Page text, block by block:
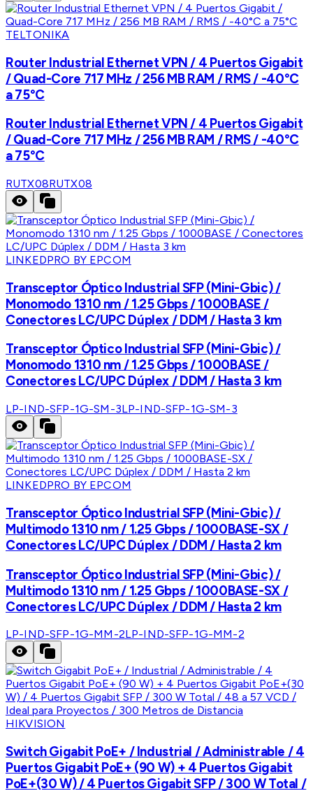
TELTONIKA
Router Industrial Ethernet VPN / 4 Puertos Gigabit
/ Quad-Core 717 MHz / 256 MB RAM / RMS / -40°C
a 75°C
Router Industrial Ethernet VPN / 4 Puertos Gigabit
/ Quad-Core 717 MHz / 256 MB RAM / RMS / -40°C
a 75°C
RUTX08RUTX08
LINKEDPRO BY EPCOM
Transceptor Óptico Industrial SFP (Mini-Gbic) /
Monomodo 1310 nm / 1.25 Gbps / 1000BASE /
Conectores LC/UPC Dúplex / DDM / Hasta 3 km
Transceptor Óptico Industrial SFP (Mini-Gbic) /
Monomodo 1310 nm / 1.25 Gbps / 1000BASE /
Conectores LC/UPC Dúplex / DDM / Hasta 3 km
LP-IND-SFP-1G-SM-3LP-IND-SFP-1G-SM-3
LINKEDPRO BY EPCOM
Transceptor Óptico Industrial SFP (Mini-Gbic) /
Multimodo 1310 nm / 1.25 Gbps / 1000BASE-SX /
Conectores LC/UPC Dúplex / DDM / Hasta 2 km
Transceptor Óptico Industrial SFP (Mini-Gbic) /
Multimodo 1310 nm / 1.25 Gbps / 1000BASE-SX /
Conectores LC/UPC Dúplex / DDM / Hasta 2 km
LP-IND-SFP-1G-MM-2LP-IND-SFP-1G-MM-2
HIKVISION
Switch Gigabit PoE+ / Industrial / Administrable / 4
Puertos Gigabit PoE+ (90 W) + 4 Puertos Gigabit
PoE+(30 W) / 4 Puertos Gigabit SFP / 300 W Total /